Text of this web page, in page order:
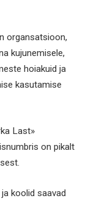
organsatsioon,
kujunemisele,
hoiakuid ja
kasutamise
Last»
on pikalt
koolid saavad